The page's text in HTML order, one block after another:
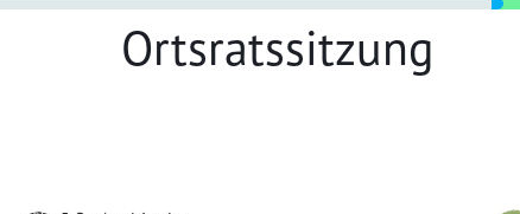
Ortsratssitzung